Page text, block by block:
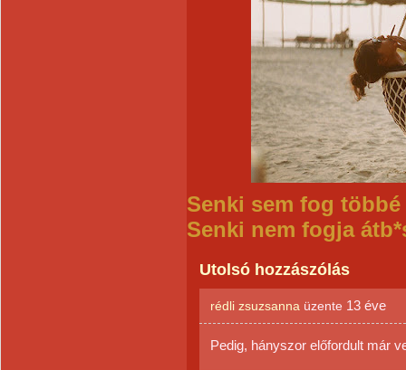
Senki sem fog
Senki nem fogja
Utolsó hozzászólás
rédli zsuzsanna üzente 13 éve
Pedig, hányszor előfordult már